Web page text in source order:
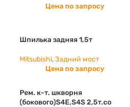
Цена по запросу
Шпилька задняя 1,5т
Mitsubishi,Задний мост
Цена по запросу
Рем. к-т. шкворня
(бокового)S4E,S4S 2,5т.со